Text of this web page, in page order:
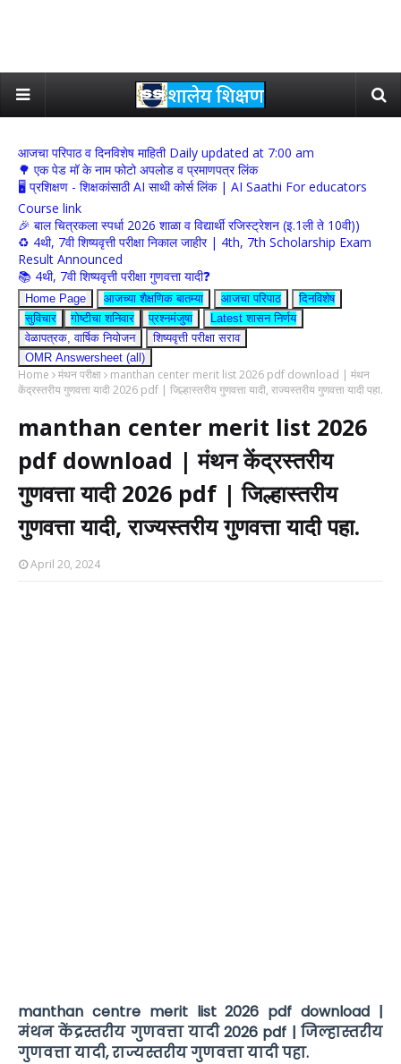
आजचा परिपाठ व दिनविशेष माहिती Daily updated at 7:00 am
🌳 एक पेड मॉ के नाम फोटो अपलोड व प्रमाणपत्र लिंक
🖥 प्रशिक्षण - शिक्षकांसाठी AI साथी कोर्स लिंक | AI Saathi For educators
Course link
🎉 बाल चित्रकला स्पर्धा 2026 शाळा व विद्यार्थी रजिस्ट्रेशन (इ.1ली ते 10वी))
♻️ 4थी, 7वी शिष्यवृत्ती परीक्षा निकाल जाहीर | 4th, 7th Scholarship Exam
Result Announced
📚 4थी, 7वी शिष्यवृत्ती परीक्षा गुणवत्ता यादी❓
Home Page आजच्या शैक्षणिक बातम्या आजचा परिपाठ
दिनविशेष
सुविचार
गोष्टीचा शनिवार प्रश्नमंजुषा
Latest शासन निर्णय
वेळापत्रक, वार्षिक नियोजन
शिष्यवृत्ती परीक्षा सराव
OMR Answersheet (all)
Home मंथन परीक्षा
manthan center merit list 2026 pdf download | मंथन
केंद्रस्तरीय गुणवत्ता यादी 2026 pdf | जिल्हास्तरीय गुणवत्ता यादी, राज्यस्तरीय गुणवत्ता यादी पहा.
manthan center merit list 2026
pdf download | मंथन केंद्रस्तरीय
गुणवत्ता यादी 2026 pdf | जिल्हास्तरीय
गुणवत्ता यादी, राज्यस्तरीय गुणवत्ता यादी पहा.
April 20, 2024
manthan centre merit list 2026 pdf download |
मंथन केंद्रस्तरीय गुणवत्ता यादी 2026 pdf | जिल्हास्तरीय
गुणवत्ता यादी, राज्यस्तरीय गुणवत्ता यादी पहा.